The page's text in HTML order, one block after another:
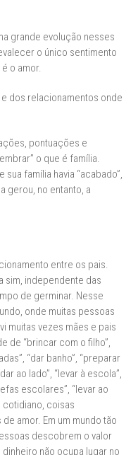
grande evolução nesses
o único sentimento
o amor.
dos relacionamentos onde
pontuações e
o que é família.
família havia “acabado”,
gerou, no entanto, a
entre os pais.
sim, independente das
de germinar. Nesse
onde muitas pessoas
muitas vezes mães e pais
de “brincar com o filho”,
“dar banho”, “preparar
ao lado”, “levar à escola”,
escolares”, “levar ao
cotidiano, coisas
amor. Em um mundo tão
descobrem o valor
não ocupa lugar no